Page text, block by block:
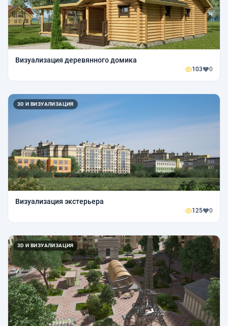
Визуализация деревянного домика
103 0
3D И ВИЗУАЛИЗАЦИЯ
Визуализация экстерьера
125 0
3D И ВИЗУАЛИЗАЦИЯ